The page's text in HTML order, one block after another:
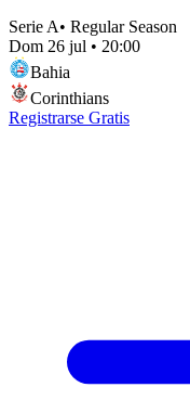
Serie A• Regular Season
Dom 26 jul • 20:00
Bahia
Corinthians
Registrarse Gratis